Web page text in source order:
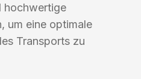
hochwertige
um eine optimale
Transports zu